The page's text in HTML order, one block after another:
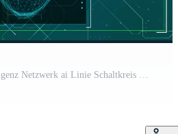
ai Gesicht künstlich Intelligenz Netzwerk ai Linie Schaltkreis Technologie Daten Transfer abstrakt Internet Kostenloses Video